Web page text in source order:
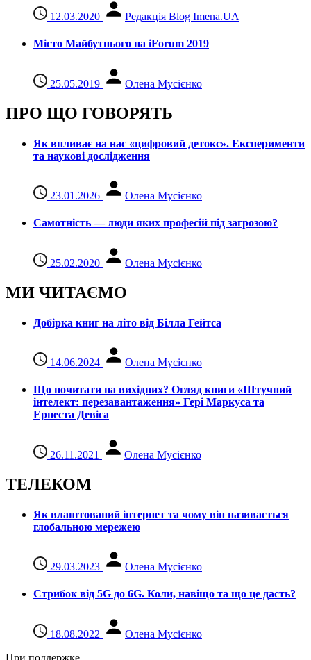
12.03.2020 Редакція Blog Imena.UA
Місто Майбутнього на iForum 2019
25.05.2019 Олена Мусієнко
ПРО ЩО ГОВОРЯТЬ
Як впливає на нас «цифровий детокс». Експерименти
та наукові дослідження
23.01.2026 Олена Мусієнко
Самотність — люди яких професій під загрозою?
25.02.2020 Олена Мусієнко
МИ ЧИТАЄМО
Добірка книг на літо від Білла Гейтса
14.06.2024 Олена Мусієнко
Що почитати на вихідних? Огляд книги «Штучний
інтелект: перезавантаження» Гері Маркуса та
Ернеста Девіса
26.11.2021 Олена Мусієнко
ТЕЛЕКОМ
Як влаштований інтернет та чому він називається
глобальною мережею
29.03.2023 Олена Мусієнко
Стрибок від 5G до 6G. Коли, навіщо та що це даcть?
18.08.2022
Олена Мусієнко
При поддержке